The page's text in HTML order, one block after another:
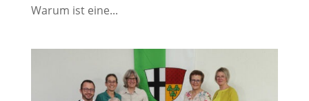
Warum ist eine...